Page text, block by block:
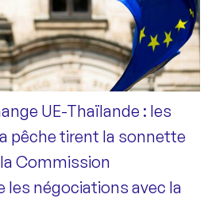
UE-Thaïlande : les
pêche tirent la sonnette
Commission
les négociations avec la